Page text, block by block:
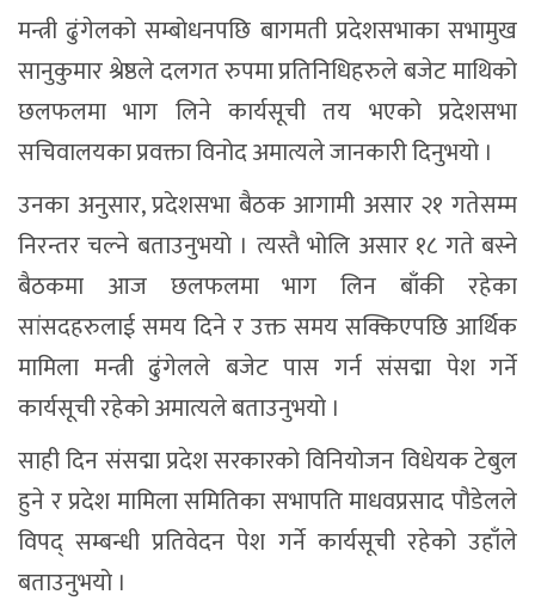
मन्त्री ढुंगेलको सम्बोधनपछि बागमती प्रदेशसभाका सभामुख
सानुकुमार श्रेष्ठले दलगत रुपमा प्रतिनिधिहरुले बजेट माथिको
छलफलमा भाग लिने कार्यसूची तय भएको प्रदेशसभा
सचिवालयका प्रवक्ता विनोद अमात्यले जानकारी दिनुभयो ।
उनका अनुसार, प्रदेशसभा बैठक आगामी असार २१ गतेसम्म
निरन्तर चल्ने बताउनुभयो । त्यस्तै भोलि असार १८ गते बस्ने
बैठकमा आज छलफलमा भाग लिन बाँकी रहेका
सांसदहरुलाई समय दिने र उक्त समय सक्किएपछि आर्थिक
मामिला मन्त्री ढुंगेलले बजेट पास गर्न संसद्मा पेश गर्ने
कार्यसूची रहेको अमात्यले बताउनुभयो ।
साही दिन संसद्मा प्रदेश सरकारको विनियोजन विधेयक टेबुल
हुने र प्रदेश मामिला समितिका सभापति माधवप्रसाद पौडेलले
विपद् सम्बन्धी प्रतिवेदन पेश गर्ने कार्यसूची रहेको उहाँले
बताउनुभयो ।